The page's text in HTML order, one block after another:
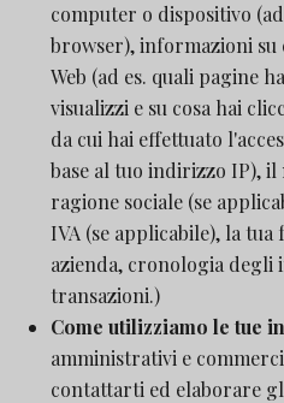
computer o dispositivo
browser), informazioni
Web (ad es. quali pagine
visualizzi e su cosa hai
da cui hai effettuato
base al tuo indirizzo IP),
ragione sociale (se
IVA (se applicabile), la
azienda, cronologia degli
transazioni.)
Come utilizziamo le tue
amministrativi e
contattarti ed elaborare